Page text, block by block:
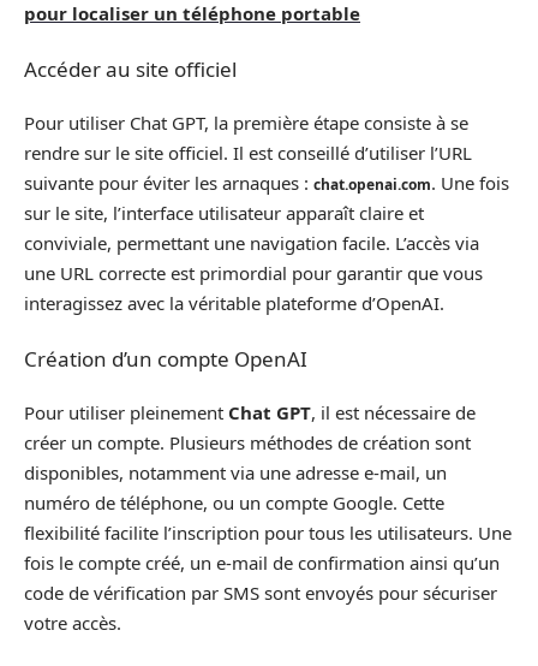
pour localiser un téléphone portable
Accéder au site officiel
Pour utiliser Chat GPT, la première étape consiste à se
rendre sur le site officiel. Il est conseillé d’utiliser l’URL
suivante pour éviter les arnaques : chat.openai.com. Une fois
sur le site, l’interface utilisateur apparaît claire et
conviviale, permettant une navigation facile. L’accès via
une URL correcte est primordial pour garantir que vous
interagissez avec la véritable plateforme d’OpenAI.
Création d’un compte OpenAI
Pour utiliser pleinement Chat GPT, il est nécessaire de
créer un compte. Plusieurs méthodes de création sont
disponibles, notamment via une adresse e-mail, un
numéro de téléphone, ou un compte Google. Cette
flexibilité facilite l’inscription pour tous les utilisateurs. Une
fois le compte créé, un e-mail de confirmation ainsi qu’un
code de vérification par SMS sont envoyés pour sécuriser
votre accès.